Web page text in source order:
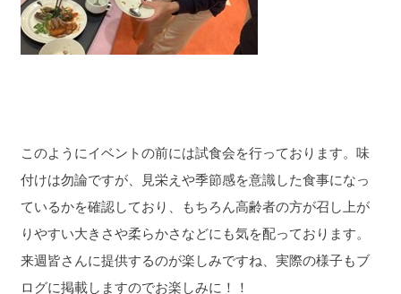
このようにイベントの前には試食会を行っております。味
付けは勿論ですが、見栄えや季節感を意識した食事になっ
ているかを確認しており、もちろん高齢者の方が召し上が
りやすい大きさや柔らかさなどにも気を配っております。
来週皆さんに提供するのが楽しみですね、実際の様子もブ
ログに掲載しますのでお楽しみに！！